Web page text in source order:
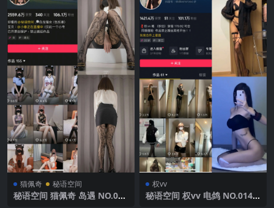
猫佩奇 秘语空间
秘语空间 猫佩奇 岛遇 NO.004
权vv
秘语空间 权vv 电鸽 NO.014